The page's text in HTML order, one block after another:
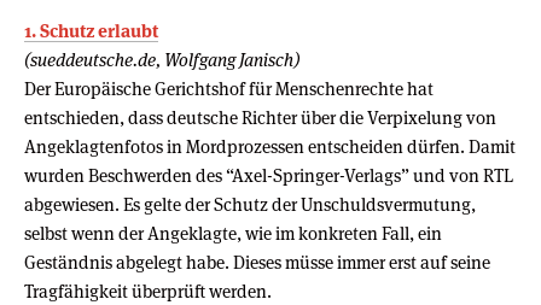
1. Schutz erlaubt
(sueddeutsche.de, Wolfgang Janisch)
Der Europäische Gerichtshof für Menschenrechte hat
entschieden, dass deutsche Richter über die Verpixelung von
Angeklagtenfotos in Mordprozessen entscheiden dürfen. Damit
wurden Beschwerden des “Axel-Springer-Verlags” und von RTL
abgewiesen. Es gelte der Schutz der Unschuldsvermutung,
selbst wenn der Angeklagte, wie im konkreten Fall, ein
Geständnis abgelegt habe. Dieses müsse immer erst auf seine
Tragfähigkeit überprüft werden.